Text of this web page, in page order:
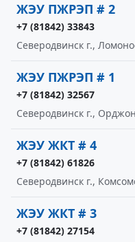
ЖЭУ ПЖРЭП # 2
+7 (81842) 33843
Северодвинск г.,
ЖЭУ ПЖРЭП # 1
+7 (81842) 32567
Северодвинск г.,
ЖЭУ ЖКТ # 4
+7 (81842) 61826
Северодвинск г.,
ЖЭУ ЖКТ # 3
+7 (81842) 27154